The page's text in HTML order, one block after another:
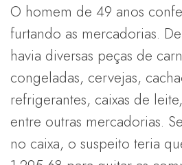
O homem de 49 anos
furtando as mercadorias.
havia diversas peças de
congeladas, cervejas,
refrigerantes, caixas de
entre outras mercadorias.
no caixa, o suspeito teria